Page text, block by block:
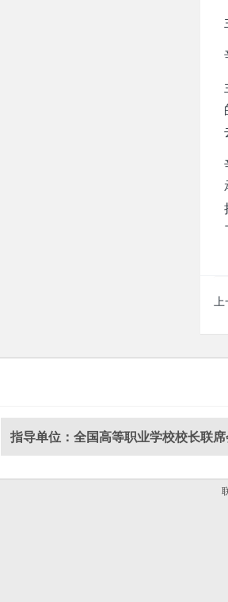
指导单位：全国高等职业学校校长联